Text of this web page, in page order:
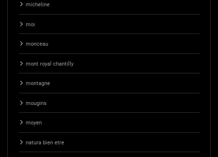
micheline
moi
monceau
mont royal chantilly
montagne
mougins
moyen
natura bien etre